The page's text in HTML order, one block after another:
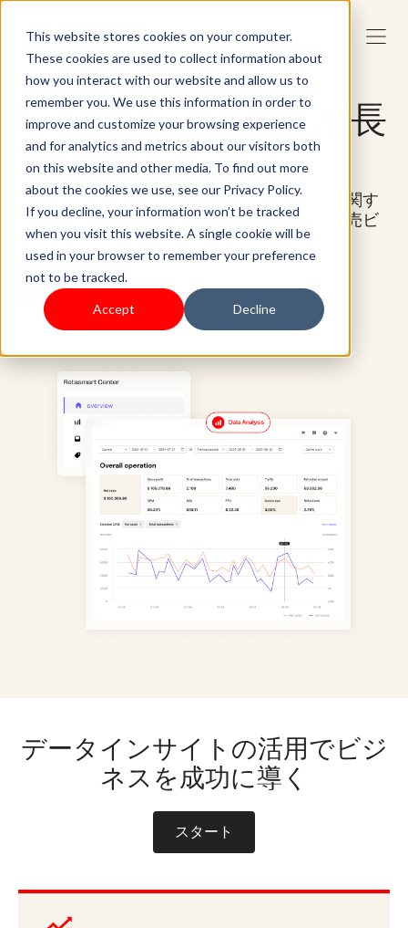
This website stores cookies on your computer.
These cookies are used to collect information about
how you interact with our website and allow us to
remember you. We use this information in order to
improve and customize your browsing experience
and for analytics and metrics about our visitors both
on this website and other media. To find out more
about the cookies we use, see our Privacy Policy.
If you decline, your information won’t be tracked
when you visit this website. A single cookie will be
used in your browser to remember your preference
not to be tracked.
Accept Decline
データを活用して成長
を後押し
売上、従業員のパフォーマンス、財務などに関す
る詳細でリアルタイムのレポートにより、小売ビ
ジネスを最適化します。
スタート
データインサイトの活用でビジ
ネスを成功に導く
スタート